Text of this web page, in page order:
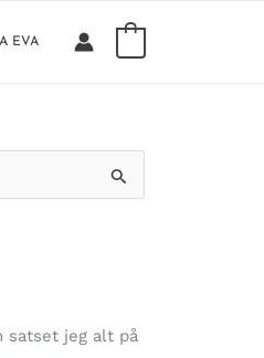
EVA
satset jeg alt på